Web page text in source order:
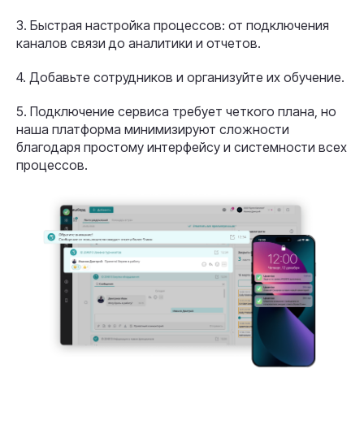
3. Быстрая настройка процессов: от подключения
каналов связи до аналитики и отчетов.
4. Добавьте сотрудников и организуйте их обучение.
5. Подключение сервиса требует четкого плана, но
наша платформа минимизируют сложности
благодаря простому интерфейсу и системности всех
процессов.